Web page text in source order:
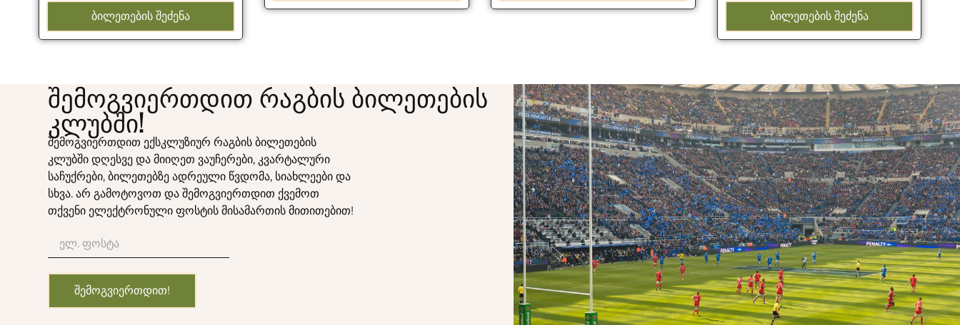
ᲑᲘᲚᲔᲗᲔᲑᲘᲡ ᲨᲔᲫᲔᲜᲐ
ᲑᲘᲚᲔᲗᲔᲑᲘᲡ ᲨᲔᲫᲔᲜᲐ
შემოგვიერთდით რაგბის ბილეთების
კლუბში!
შემოგვიერთდით ექსკლუზიურ რაგბის ბილეთების
კლუბში დღესვე და მიიღეთ ვაუჩერები, კვარტალური
საჩუქრები, ბილეთებზე ადრეული წვდომა, სიახლეები და
სხვა. არ გამოტოვოთ და შემოგვიერთდით ქვემოთ
თქვენი ელექტრონული ფოსტის მისამართის მითითებით!
ᲨᲔᲛᲝᲒᲕᲘᲔᲠᲗᲓᲘᲗ!